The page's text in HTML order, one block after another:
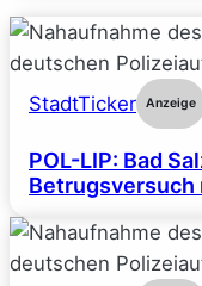
StadtTicker Anzeige
POL-LIP: Bad
Betrugsversuch